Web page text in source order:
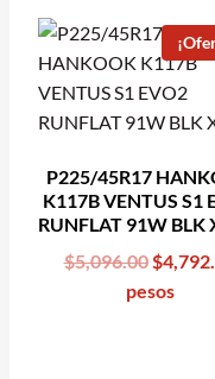
P225/45R17
K117B VENTUS S1
RUNFLAT 91W BLK
$5,096.00
price
$
pesos